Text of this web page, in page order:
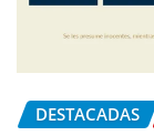
DESTACADAS